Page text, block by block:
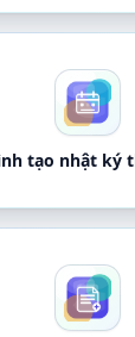
tạo nhật ký